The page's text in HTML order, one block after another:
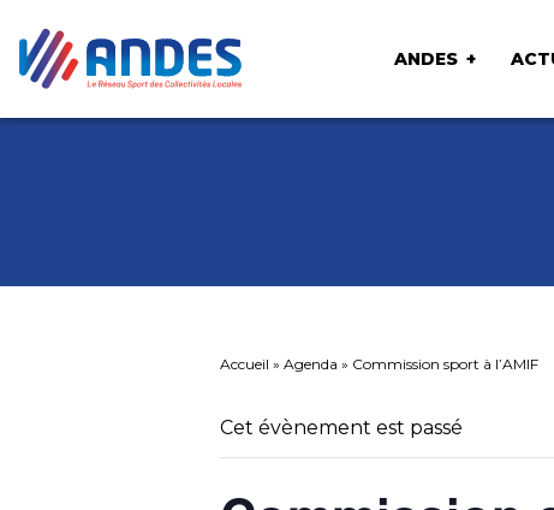
ANDES
Accueil » Agenda » Commission sport à l’AMIF
Cet évènement est passé